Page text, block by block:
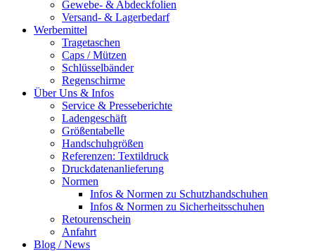
Gewebe- & Abdeckfolien
Versand- & Lagerbedarf
Werbemittel
Tragetaschen
Caps / Mützen
Schlüsselbänder
Regenschirme
Über Uns & Infos
Service & Presseberichte
Ladengeschäft
Größentabelle
Handschuhgrößen
Referenzen: Textildruck
Druckdatenanlieferung
Normen
Infos & Normen zu Schutzhandschuhen
Infos & Normen zu Sicherheitsschuhen
Retourenschein
Anfahrt
Blog / News